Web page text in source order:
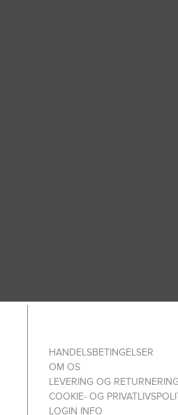
HANDELSBETINGELSER
OM OS
LEVERING OG RETURNERING
COOKIE- OG
LOGIN INFO